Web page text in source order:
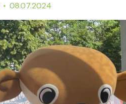
08.07.2024